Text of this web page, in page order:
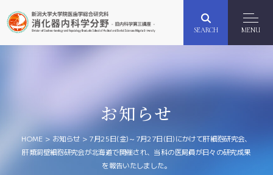
SEARCH MENU
お知らせ
HOME > お知らせ > 7月25日(金)～7月27日(日)にかけて肝細胞研究会、
肝類洞壁細胞研究会が北海道で開催され、当科の医局員が日々の研究成果
を報告いたしました。